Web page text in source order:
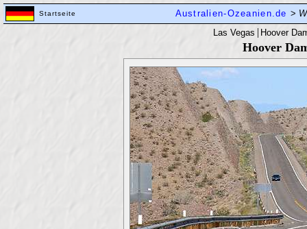
Startseite Australien-Ozeanien.de >
Las Vegas | Hoover
Hoover